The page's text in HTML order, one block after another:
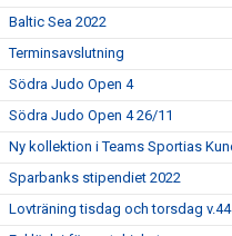
Baltic Sea 2022
Terminsavslutning
Södra Judo Open 4
Södra Judo Open 4 26/11
Ny kollektion i Teams Sportias
Sparbanks stipendiet 2022
Lovträning tisdag och torsdag v.44